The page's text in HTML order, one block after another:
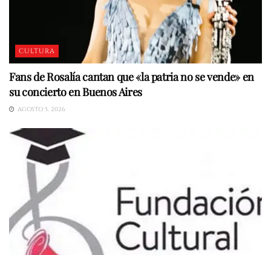
CULTURA
Fans de Rosalía cantan que «la patria no se vende» en
su concierto en Buenos Aires
AGOSTO 5, 2026